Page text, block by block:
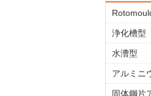
浄化槽型
水漕型
アルミニ
固体鋼片